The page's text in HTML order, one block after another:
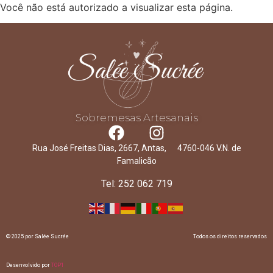
Você não está autorizado a visualizar esta página.
Sobremesas Artesanais
Rua José Freitas Dias, 2667, Antas, 4760-046 V.N. de
Famalicão
Tel: 252 062 719
© 2025 por Salée Sucrée Todos os direitos reservados
Desenvolvido por TOP1